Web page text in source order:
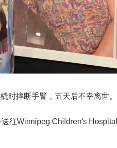
时摔断手臂，五天后不幸离世。
往Winnipeg Children's Hospital